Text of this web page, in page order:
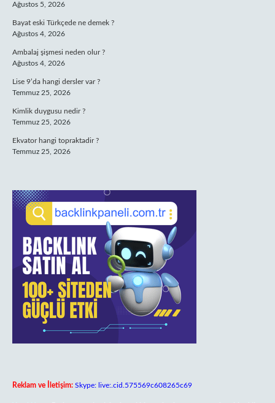
Ağustos 5, 2026
Bayat eski Türkçede ne demek ?
Ağustos 4, 2026
Ambalaj şişmesi neden olur ?
Ağustos 4, 2026
Lise 9’da hangi dersler var ?
Temmuz 25, 2026
Kimlik duygusu nedir ?
Temmuz 25, 2026
Ekvator hangi topraktadir ?
Temmuz 25, 2026
Reklam ve İletişim: Skype: live:.cid.575569c608265c69